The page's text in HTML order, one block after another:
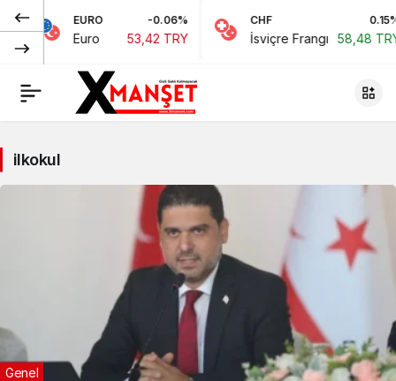
EURO
Euro 53,42 TRY
CHF
İsviçre Frangı 58,48 TRY
ilkokul
Genel